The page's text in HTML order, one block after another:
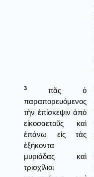
3
πᾶς ὁ
παραπορευόμενος
τὴν ἐπίσκεψιν ἀπὸ
εἰκοσαετοῦς καὶ
ἐπάνω εἰς τὰς
ἑξήκοντα
μυριάδας καὶ
τρισχίλιοι